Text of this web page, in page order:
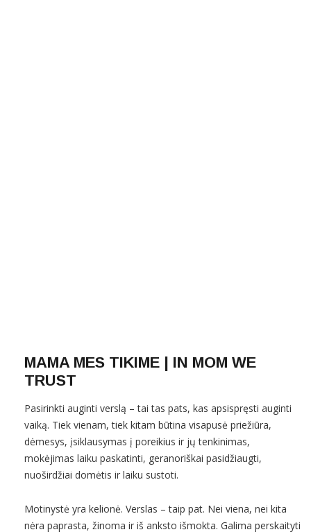
MAMA MES TIKIME | IN MOM WE
TRUST
Pasirinkti auginti verslą – tai tas pats, kas apsispręsti auginti
vaiką. Tiek vienam, tiek kitam būtina visapusė priežiūra,
dėmesys, įsiklausymas į poreikius ir jų tenkinimas,
mokėjimas laiku paskatinti, geranoriškai pasidžiaugti,
nuoširdžiai domėtis ir laiku sustoti.
Motinystė yra kelionė. Verslas – taip pat. Nei viena, nei kita
nėra paprasta, žinoma ir iš anksto išmokta. Galima perskaityti